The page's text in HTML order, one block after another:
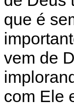
que é
vem de
com Ele